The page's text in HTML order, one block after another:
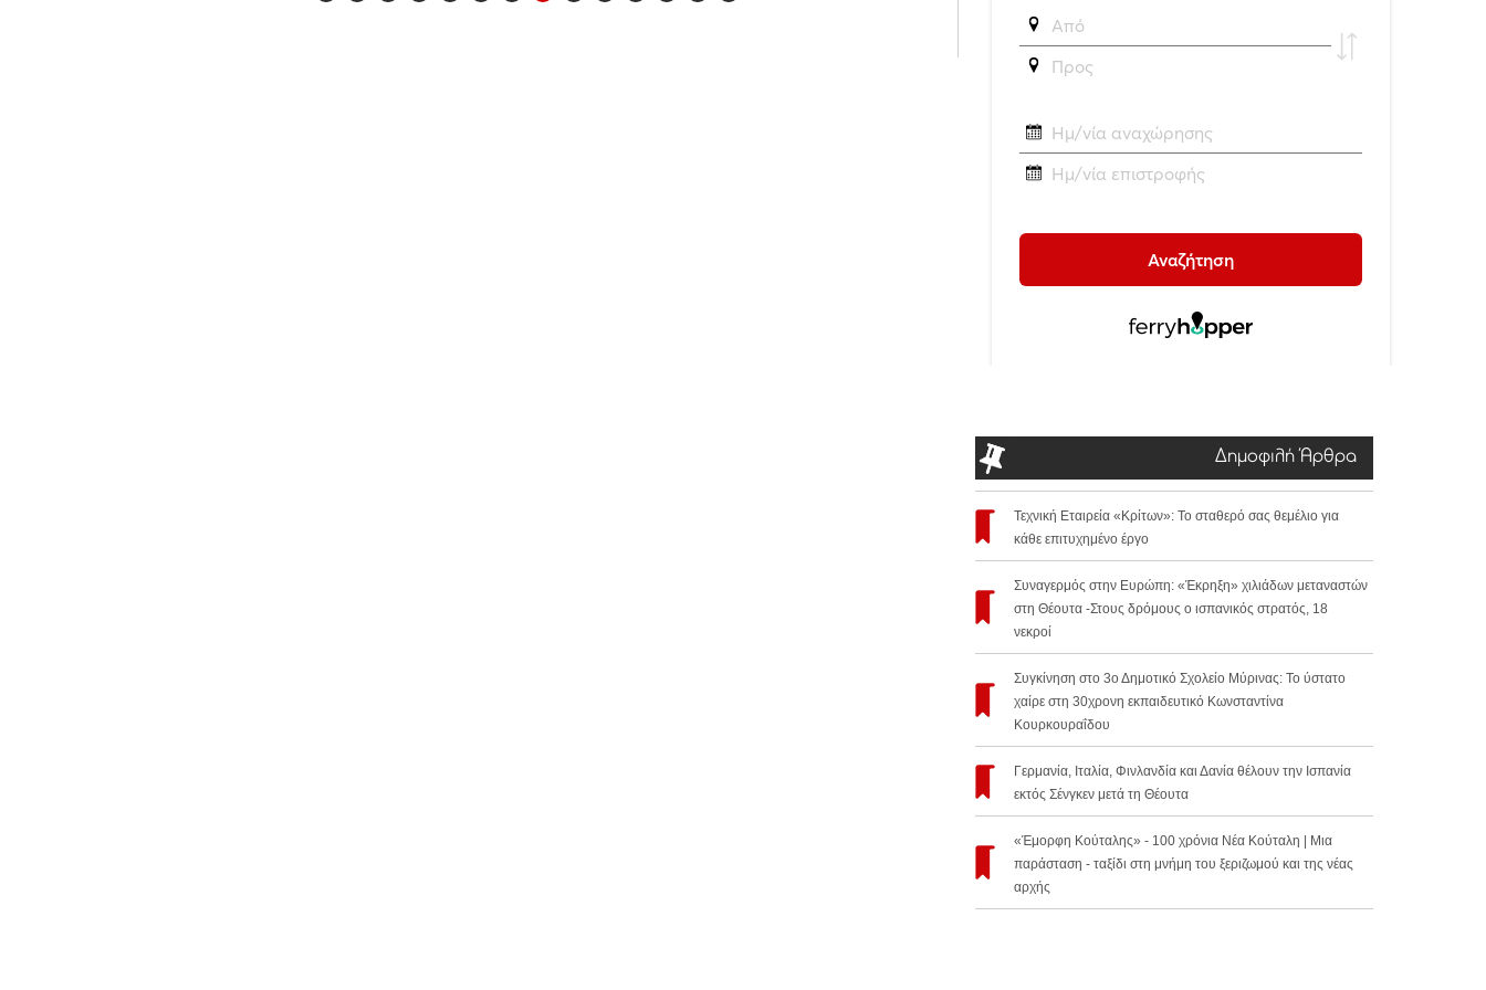
Δημοφιλή Άρθρα
Τεχνική Εταιρεία «Κρίτων»: Το σταθερό σας θεμέλιο για
κάθε επιτυχημένο έργο
Συναγερμός στην Ευρώπη: «Έκρηξη» χιλιάδων μεταναστών
στη Θέουτα -Στους δρόμους ο ισπανικός στρατός, 18
νεκροί
Συγκίνηση στο 3ο Δημοτικό Σχολείο Μύρινας: Το ύστατο
χαίρε στη 30χρονη εκπαιδευτικό Κωνσταντίνα
Κουρκουραΐδου
Γερμανία, Ιταλία, Φινλανδία και Δανία θέλουν την Ισπανία
εκτός Σένγκεν μετά τη Θέουτα
«Έμορφη Κούταλης» - 100 χρόνια Νέα Κούταλη | Μια
παράσταση - ταξίδι στη μνήμη του ξεριζωμού και της νέας
αρχής